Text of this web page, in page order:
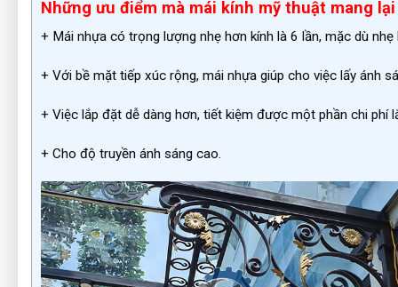
Những ưu điểm mà mái kính mỹ thuật mang lại
+ Mái nhựa có trọng lượng nhẹ hơn kính là 6 lần, mặc dù
+ Với bề mặt tiếp xúc rộng, mái nhựa giúp cho việc lấy ánh
+ Việc lắp đặt dễ dàng hơn, tiết kiệm được một phần chi phí
+ Cho độ truyền ánh sáng cao.